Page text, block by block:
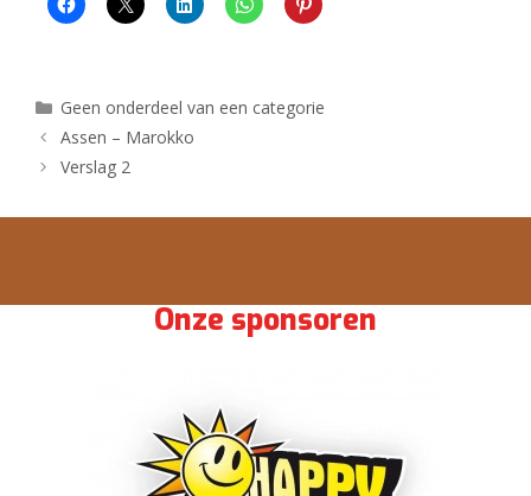
Geen onderdeel van een categorie
Assen – Marokko
Verslag 2
Onze sponsoren